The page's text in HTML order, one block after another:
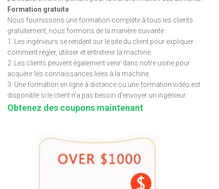
Formation gratuite
Nous fournissons une formation complète à tous les clients
gratuitement, nous formons de la manière suivante :
1. Les ingénieurs se rendent sur le site du client pour expliquer
comment régler, utiliser et entretenir la machine.
2. Les clients peuvent également venir dans notre usine pour
acquérir les connaissances liées à la machine.
3. Une formation en ligne à distance ou une formation vidéo est
disponible si le client n'a pas besoin d'envoyer un ingénieur.
Obtenez des coupons maintenant